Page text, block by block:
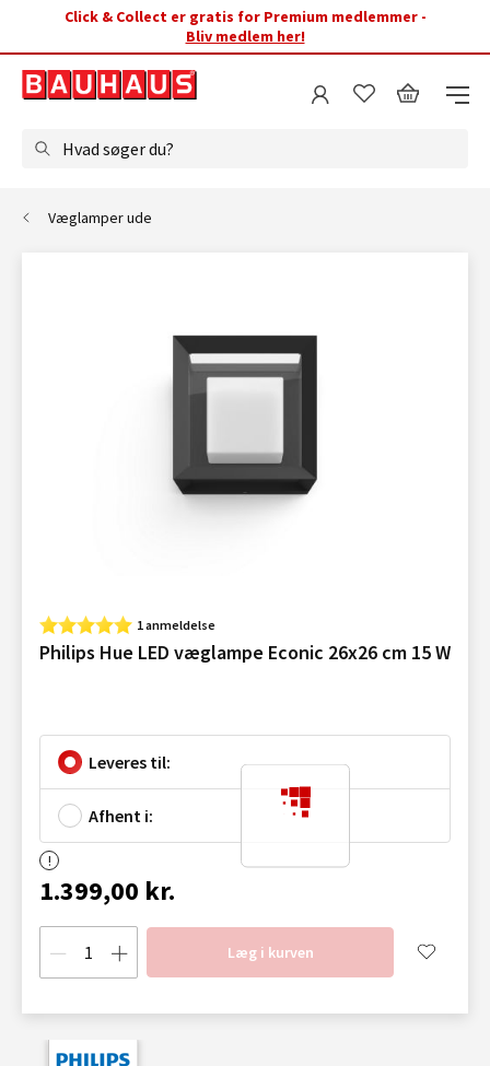
Click & Collect er gratis for Premium medlemmer -
Bliv medlem her!
Hvad søger du?
Væglamper ude
1 anmeldelse
Philips Hue LED væglampe Econic 26x26 cm 15 W
Leveres til:
Afhent i:
1.399,00 kr.
Læg i kurven